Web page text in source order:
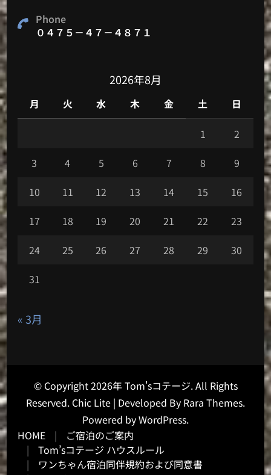
Phone
０４７５－４７－４８７１
2026年8月
月 火 水 木 金 土 日
1
2
3
4 5 6 7 8
9
10
11 12 13 14 15
16
17
18 19 20 21 22
23
24
25 26 27 28 29
30
31
« 3月
© Copyright 2026年Tom'sコテージ. All Rights
Reserved. Chic Lite | Developed By Rara Themes.
Powered byWordPress.
HOME
ご宿泊のご案内
Tom’sコテージ ハウスルール
ワンちゃん宿泊同伴規約および同意書